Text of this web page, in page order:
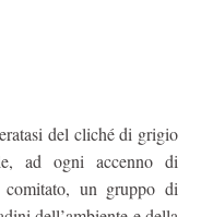
del cliché di grigio
ad ogni accenno di
un gruppo di